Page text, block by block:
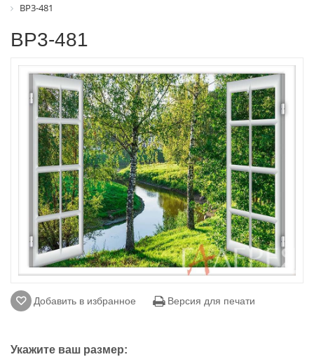
ВР3-481
ВР3-481
Добавить в избранное Версия для печати
Укажите ваш размер: